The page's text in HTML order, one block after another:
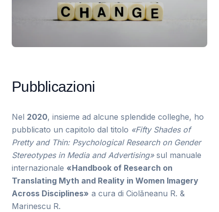
Pubblicazioni
Nel 2020, insieme ad alcune splendide colleghe, ho
pubblicato un capitolo dal titolo «Fifty Shades of
Pretty and Thin: Psychological Research on Gender
Stereotypes in Media and Advertising»sul manuale
internazionale «Handbook of Research on
Translating Myth and Reality in Women Imagery
Across Disciplines» a cura di Ciolăneanu R. &
Marinescu R.